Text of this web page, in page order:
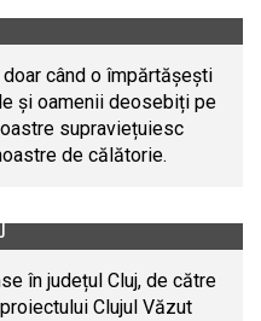
când o împărtășești
și oamenii deosebiți pe
supraviețuiesc
de călătorie.
în județul Cluj, de către
Clujul Văzut